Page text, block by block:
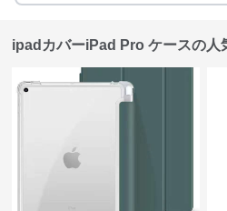
ipadカバーiPad Pro ケースの人